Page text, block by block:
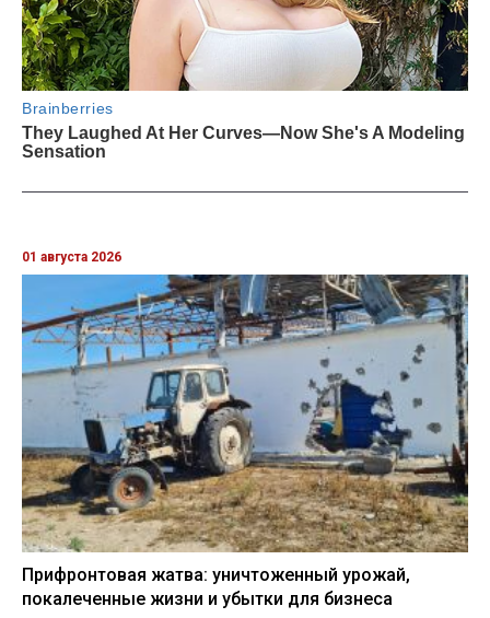
01 августа 2026
Прифронтовая жатва: уничтоженный урожай,
покалеченные жизни и убытки для бизнеса